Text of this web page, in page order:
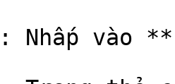
Nhấp vào